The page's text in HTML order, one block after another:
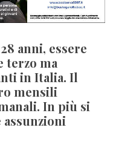
anni, essere
terzo ma
in Italia. Il
mensili
In più si